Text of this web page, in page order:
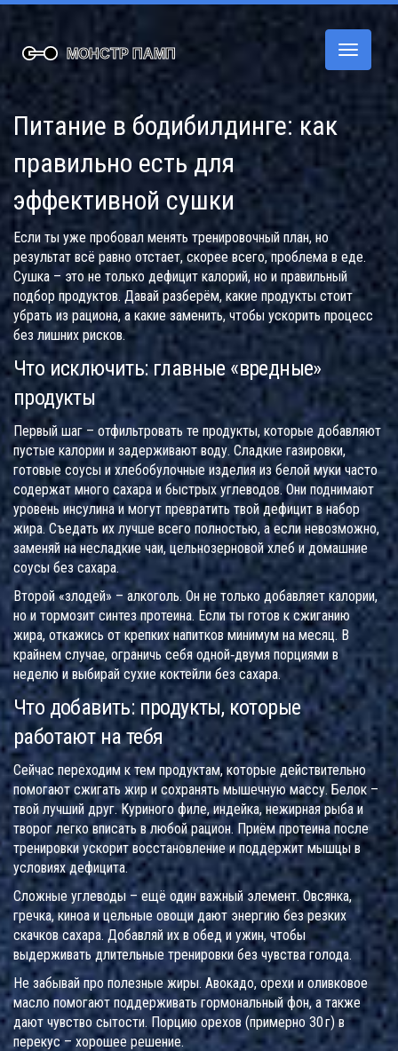
Питание в бодибилдинге: как
правильно есть для
эффективной сушки
Если ты уже пробовал менять тренировочный план, но
результат всё равно отстает, скорее всего, проблема в еде.
Сушка – это не только дефицит калорий, но и правильный
подбор продуктов. Давай разберём, какие продукты стоит
убрать из рациона, а какие заменить, чтобы ускорить процесс
без лишних рисков.
Что исключить: главные «вредные»
продукты
Первый шаг – отфильтровать те продукты, которые добавляют
пустые калории и задерживают воду. Сладкие газировки,
готовые соусы и хлебобулочные изделия из белой муки часто
содержат много сахара и быстрых углеводов. Они поднимают
уровень инсулина и могут превратить твой дефицит в набор
жира. Съедать их лучше всего полностью, а если невозможно,
заменяй на несладкие чаи, цельнозерновой хлеб и домашние
соусы без сахара.
Второй «злодей» – алкоголь. Он не только добавляет калории,
но и тормозит синтез протеина. Если ты готов к сжиганию
жира, откажись от крепких напитков минимум на месяц. В
крайнем случае, ограничь себя одной‑двумя порциями в
неделю и выбирай сухие коктейли без сахара.
Что добавить: продукты, которые
работают на тебя
Сейчас переходим к тем продуктам, которые действительно
помогают сжигать жир и сохранять мышечную массу. Белок –
твой лучший друг. Куриного филе, индейка, нежирная рыба и
творог легко вписать в любой рацион. Приём протеина после
тренировки ускорит восстановление и поддержит мышцы в
условиях дефицита.
Сложные углеводы – ещё один важный элемент. Овсянка,
гречка, киноа и цельные овощи дают энергию без резких
скачков сахара. Добавляй их в обед и ужин, чтобы
выдерживать длительные тренировки без чувства голода.
Не забывай про полезные жиры. Авокадо, орехи и оливковое
масло помогают поддерживать гормональный фон, а также
дают чувство сытости. Порцию орехов (примерно 30 г) в
перекус – хорошее решение.